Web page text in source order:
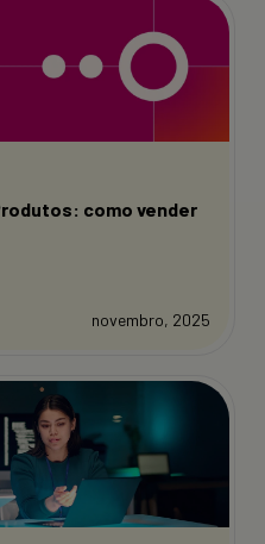
como vender
novembro, 2025